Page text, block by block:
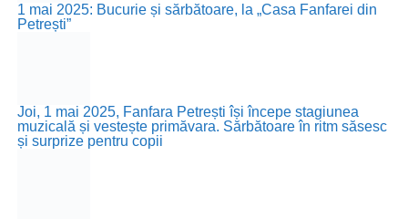
1 mai 2025: Bucurie și sărbătoare, la „Casa Fanfarei din
Petrești”
Joi, 1 mai 2025, Fanfara Petrești își începe stagiunea
muzicală și vestește primăvara. Sărbătoare în ritm săsesc
și surprize pentru copii